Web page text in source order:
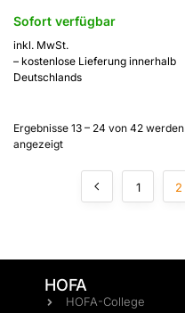
Sofort verfügbar
inkl. MwSt.
– kostenlose Lieferung innerhalb
Deutschlands
Ergebnisse 13 – 24 von 42 werden
angezeigt
1 2
HOFA
HOFA-College